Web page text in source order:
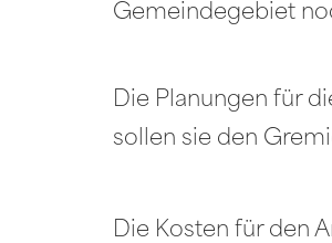
Gemeindegebiet
Die Planungen für
sollen sie den
Die Kosten für den